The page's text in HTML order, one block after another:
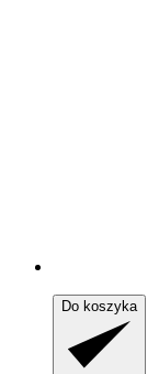
Do koszyka